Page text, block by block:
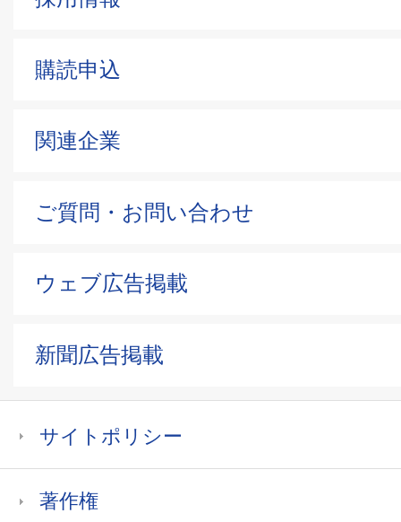
購読申込
関連企業
ご質問・お問い合わせ
ウェブ広告掲載
新聞広告掲載
サイトポリシー
著作権